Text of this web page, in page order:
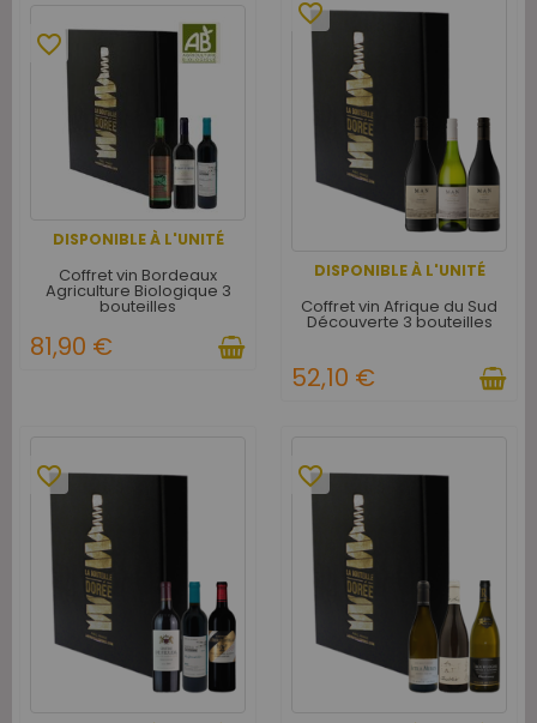
DISPONIBLE À L'UNITÉ
favorite_border
Coffret vin Bordeaux
Agriculture Biologique 3
bouteilles
81,90 €
DISPONIBLE À L'UNITÉ
favorite_border
Coffret vin Afrique du Sud
Découverte 3 bouteilles
52,10 €
favorite_border favorite_border